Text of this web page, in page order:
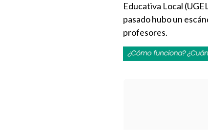
Educativa Local
pasado hubo un
profesores.